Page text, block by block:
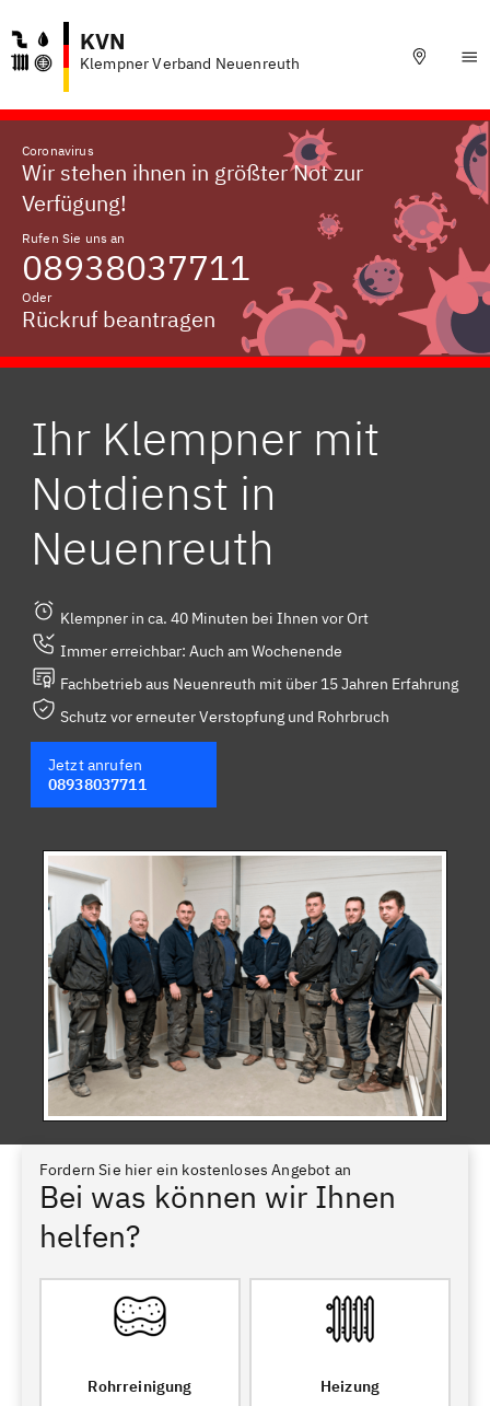
KVN
Klempner Verband Neuenreuth
Coronavirus
Wir stehen ihnen in größter Not zur
Verfügung!
Rufen Sie uns an
08938037711
Oder
Rückruf beantragen
Ihr Klempner mit
Notdienst in
Neuenreuth
Klempner in ca. 40 Minuten bei Ihnen vor Ort
Immer erreichbar: Auch am Wochenende
Fachbetrieb aus Neuenreuth mit über 15 Jahren Erfahrung
Schutz vor erneuter Verstopfung und Rohrbruch
Jetzt anrufen
08938037711
Fordern Sie hier ein kostenloses Angebot an
Bei was können wir Ihnen
helfen?
Rohrreinigung Heizung